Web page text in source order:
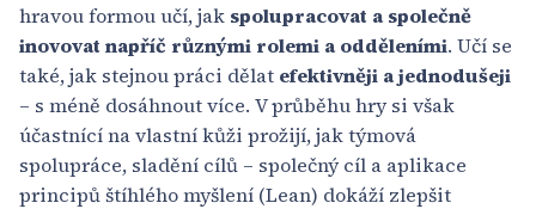
hravou formou učí, jak spolupracovat a společně
inovovat napříč různými rolemi a odděleními. Učí se
také, jak stejnou práci dělat efektivněji a jednodušeji
– s méně dosáhnout více. V průběhu hry si však
účastnící na vlastní kůži prožijí, jak týmová
spolupráce, sladění cílů – společný cíl a aplikace
principů štíhlého myšlení (Lean) dokáží zlepšit